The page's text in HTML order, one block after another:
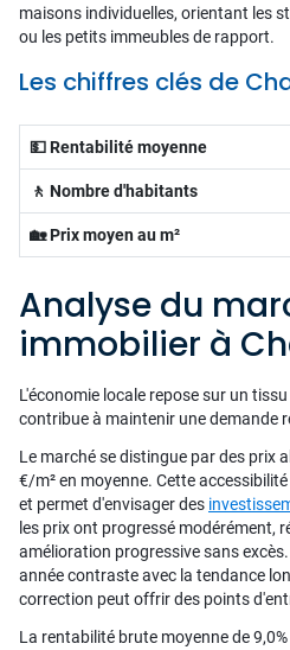
maisons individuelles, orientant les
ou les petits immeubles de rapport.
Les chiffres clés de
💵 Rentabilité moyenne
🚶 Nombre d'habitants
🏡 Prix moyen au m²
Analyse du
immobilier à
L'économie locale repose sur un
contribue à maintenir une demande
Le marché se distingue par des prix
€/m² en moyenne. Cette
et permet d'envisager des
les prix ont progressé modérément,
amélioration progressive sans
année contraste avec la tendance
correction peut offrir des points
La rentabilité brute moyenne de